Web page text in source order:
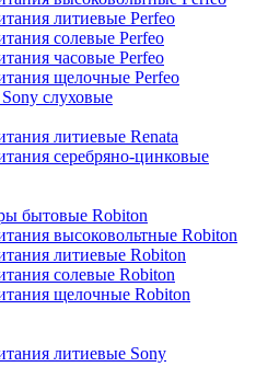
литиевые Perfeo
солевые Perfeo
часовые Perfeo
щелочные Perfeo
слуховые
литиевые Renata
серебряно-цинковые
бытовые Robiton
высоковольтные Robiton
литиевые Robiton
солевые Robiton
щелочные Robiton
литиевые Sony